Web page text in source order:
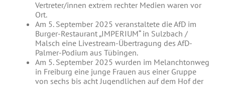
Vertreter/innen extrem rechter Medien waren vor
Ort.
Am 5. September 2025 veranstaltete die AfD im
Burger-Restaurant „IMPERIUM“ in Sulzbach /
Malsch eine Livestream-Übertragung des AfD-
Palmer-Podium aus Tübingen.
Am 5. September 2025 wurden im Melanchtonweg
in Freiburg eine junge Frauen aus einer Gruppe
von sechs bis acht Jugendlichen auf dem Hof der